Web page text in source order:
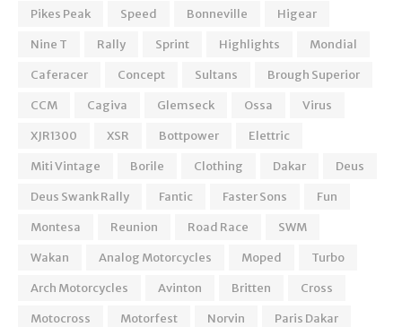
Pikes Peak
Speed Bonneville
Higear
Nine T
Rally Sprint Highlights
Mondial
Caferacer
Concept Sultans
Brough Superior
CCM
Cagiva Glemseck Ossa
Virus
XJR1300
XSR Bottpower
Elettric
Miti Vintage
Borile Clothing Dakar
Deus
Deus Swank Rally
Fantic Faster Sons
Fun
Montesa
Reunion Road Race
SWM
Wakan
Analog Motorcycles Moped
Turbo
Arch Motorcycles
Avinton Britten
Cross
Motocross
Motorfest Norvin
Paris Dakar